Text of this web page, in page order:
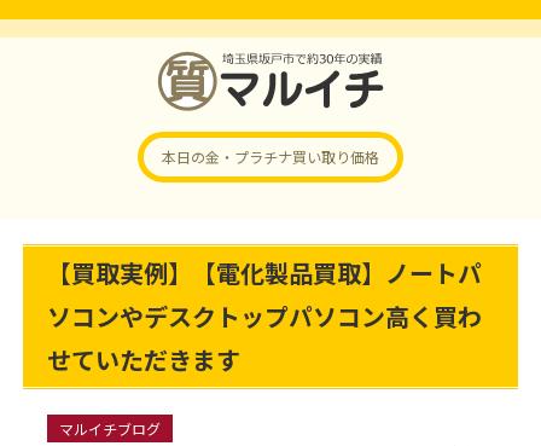
本日の金・プラチナ買い取り価格
【買取実例】【電化製品買取】ノートパ
ソコンやデスクトップパソコン高く買わ
せていただきます
マルイチブログ